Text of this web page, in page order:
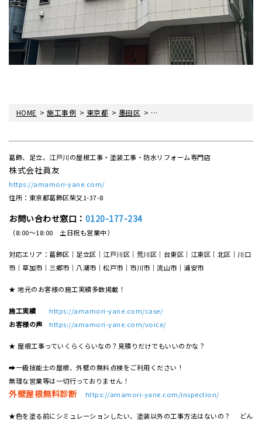
HOME >施工事例 > 東京都 > 墨田区 > 墨田区にて外壁屋根塗装工事・
葛飾、足立、江戸川の屋根工事・塗装工事・防水リフォーム専門店
株式会社眞友
https://amamori-yane.com/
住所：東京都葛飾区柴又1-37-8
お問い合わせ窓口： 0120-177-234
（8:00～18:00 土日祝も営業中）
対応エリア：葛飾区｜足立区｜江戸川区｜荒川区｜台東区｜江東区｜北区｜川口
市｜草加市｜三郷市｜八潮市｜松⼾市｜市川市｜流⼭市｜浦安市
★ 地元のお客様の施工実績多数掲載！
施工実績
https://amamori-yane.com/case/
お客様の声
https://amamori-yane.com/voice/
★ 屋根工事っていくらくらいなの？見積りだけでもいいのかな？
➡一級技能士の屋根、外壁の無料点検をご利用ください！
無理な営業等は一切行っておりません！
外壁屋根無料診断 https://amamori-yane.com/inspection/
★色を塗る前にシミュレーションしたい、塗装以外の工事方法はないの？ どん